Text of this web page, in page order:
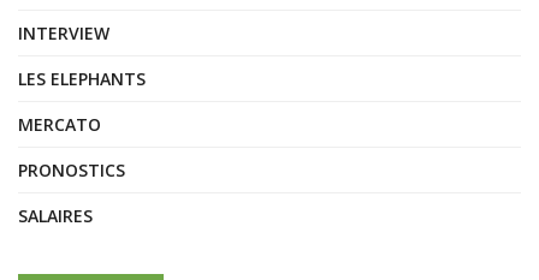
INTERVIEW
LES ELEPHANTS
MERCATO
PRONOSTICS
SALAIRES